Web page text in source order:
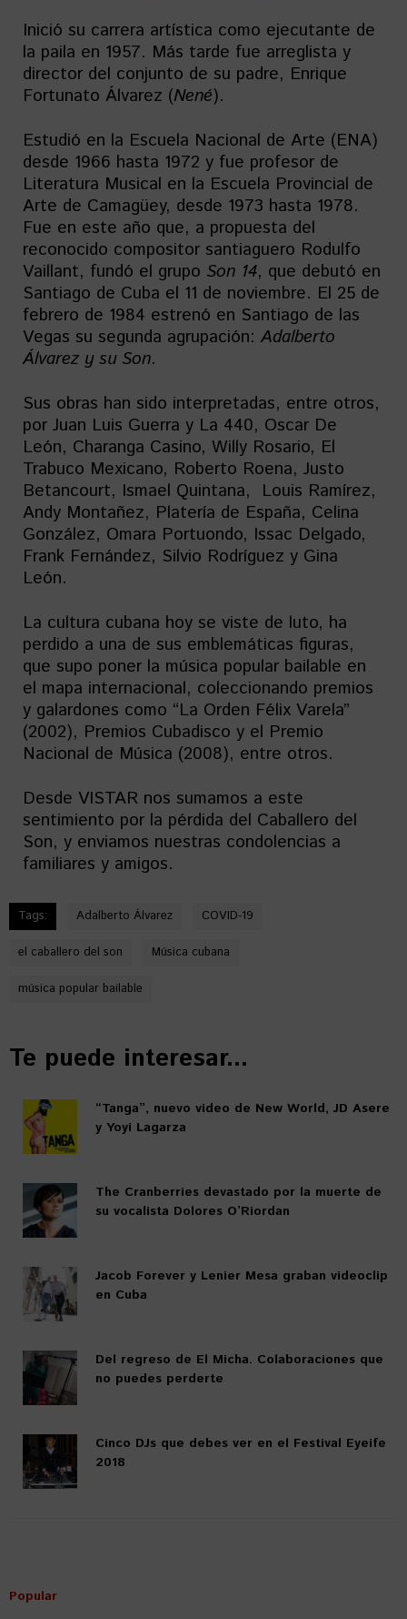
Inició su carrera artística como ejecutante de
la paila en 1957. Más tarde fue arreglista y
director del conjunto de su padre, Enrique
Fortunato Álvarez (Nené).
Estudió en la Escuela Nacional de Arte (ENA)
desde 1966 hasta 1972 y fue profesor de
Literatura Musical en la Escuela Provincial de
Arte de Camagüey, desde 1973 hasta 1978.
Fue en este año que, a propuesta del
reconocido compositor santiaguero Rodulfo
Vaillant, fundó el grupo Son 14, que debutó en
Santiago de Cuba el 11 de noviembre. El 25 de
febrero de 1984 estrenó en Santiago de las
Vegas su segunda agrupación: Adalberto
Álvarez y su Son.
Sus obras han sido interpretadas, entre otros,
por Juan Luis Guerra y La 440, Oscar De
León, Charanga Casino, Willy Rosario, El
Trabuco Mexicano, Roberto Roena, Justo
Betancourt, Ismael Quintana, Louis Ramírez,
Andy Montañez, Platería de España, Celina
González, Omara Portuondo, Issac Delgado,
Frank Fernández, Silvio Rodríguez y Gina
León.
La cultura cubana hoy se viste de luto, ha
perdido a una de sus emblemáticas figuras,
que supo poner la música popular bailable en
el mapa internacional, coleccionando premios
y galardones como “La Orden Félix Varela”
(2002), Premios Cubadisco y el Premio
Nacional de Música (2008), entre otros.
Desde VISTAR nos sumamos a este
sentimiento por la pérdida del Caballero del
Son, y enviamos nuestras condolencias a
familiares y amigos.
Tags: Adalberto Álvarez COVID-19
el caballero del son Música cubana
música popular bailable
Te puede interesar...
“Tanga”, nuevo video de New World, JD Asere
y Yoyi Lagarza
The Cranberries devastado por la muerte de
su vocalista Dolores O’Riordan
Jacob Forever y Lenier Mesa graban videoclip
en Cuba
Del regreso de El Micha. Colaboraciones que
no puedes perderte
Cinco DJs que debes ver en el Festival Eyeife
2018
Popular